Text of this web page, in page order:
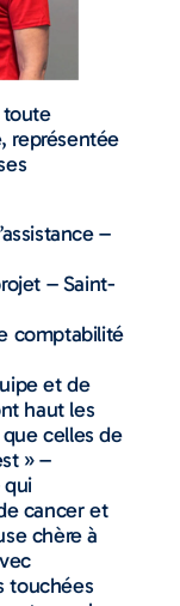
toute
représentée
–
– Saint-
comptabilité
et de
haut les
que celles de
» –
qui
cancer et
chère à
touchées